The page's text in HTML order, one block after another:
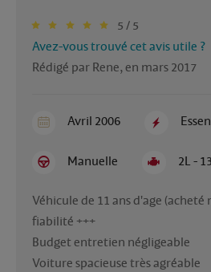
5 / 5
Avez-vous trouvé cet avis utile ?
Rédigé par Rene, en mars 2017
Avril 2006
Manuelle 2L -
Véhicule de 11 ans d'age (acheté
fiabilité +++
Budget entretien négligeable
Voiture spacieuse très agréable